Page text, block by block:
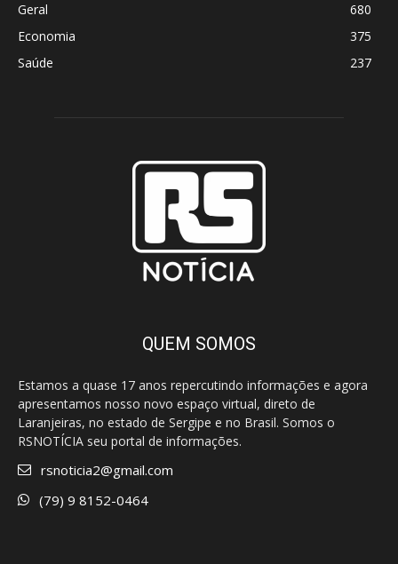
Geral
680
Economia
375
Saúde
237
QUEM SOMOS
Estamos a quase 17 anos repercutindo informações e agora
apresentamos nosso novo espaço virtual, direto de
Laranjeiras, no estado de Sergipe e no Brasil. Somos o
RSNOTÍCIA seu portal de informações.
rsnoticia2@gmail.com
(79) 9 8152-0464